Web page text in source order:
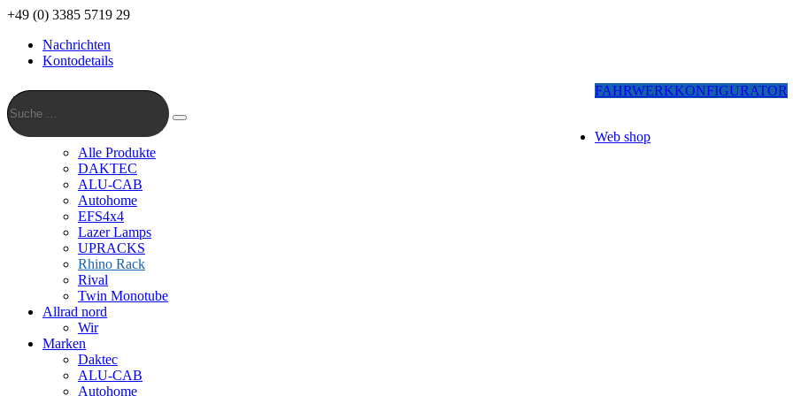
+49 (0) 3385 5719 29
Nachrichten
Kontodetails
Suche
…
Suche
FAHRWERKKONFIGURATOR
Web shop
Alle Produkte
DAKTEC
ALU-CAB
Autohome
EFS4x4
Lazer Lamps
UPRACKS
Rhino Rack
Rival
Twin Monotube
Allrad nord
Wir
Marken
Daktec
ALU-CAB
Autohome